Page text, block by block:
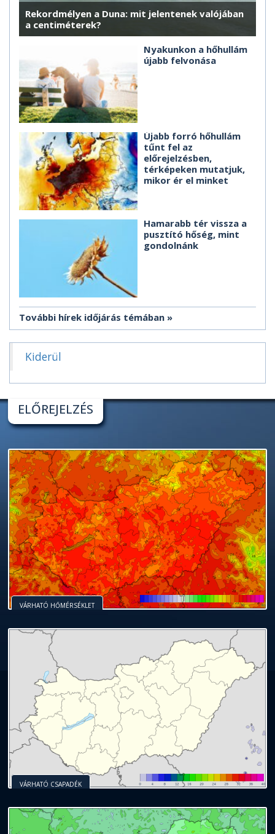
Rekordmélyen a Duna: mit jelentenek valójában
a centiméterek?
Nyakunkon a hőhullám
újabb felvonása
Újabb forró hőhullám
tűnt fel az
előrejelzésben,
térképeken mutatjuk,
mikor ér el minket
Hamarabb tér vissza a
pusztító hőség, mint
gondolnánk
További hírek időjárás témában
Kiderül
ELŐREJELZÉS
VÁRHATÓ HŐMÉRSÉKLET
VÁRHATÓ CSAPADÉK